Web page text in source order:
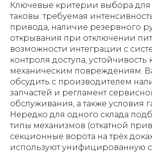
Ключевые критерии выбора для
таковы: требуемая
привода, наличие резервного
открывания при отключении
возможности интеграции с
контроля доступа, устойчивость
механическим повреждениям.
обсудить с производителем
запчастей и регламент
обслуживания, а также условия
Нередко для одного склада
типы механизмов (откатной
секционные ворота на трёх
используют унифицированную